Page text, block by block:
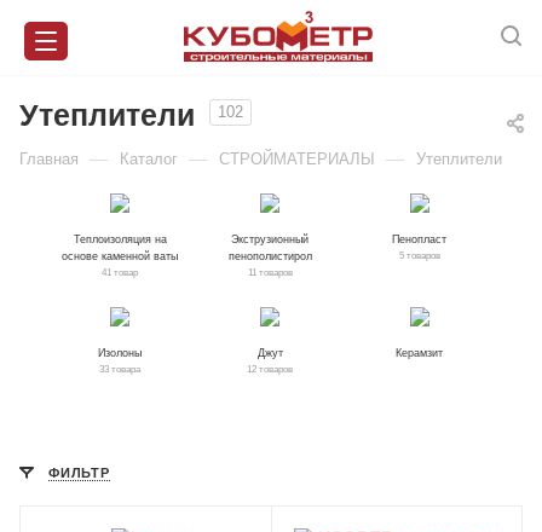
Утеплители 102
Главная — Каталог — СТРОЙМАТЕРИАЛЫ — Утеплители
Теплоизоляция на
основе каменной ваты
41 товар
Экструзионный
пенополистирол
11 товаров
Пенопласт
5 товаров
Изолоны
33 товара
Джут
12 товаров
Керамзит
ФИЛЬТР